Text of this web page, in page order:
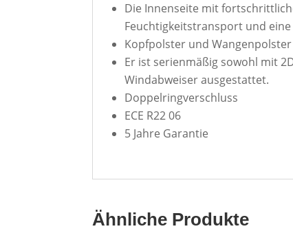
Die Innenseite mit
Feuchtigkeitstransport und
Kopfpolster und
Er ist serienmäßig sowohl mit
Windabweiser ausgestattet.
Doppelringverschluss
ECE R22 06
5 Jahre Garantie
Ähnliche Produkte